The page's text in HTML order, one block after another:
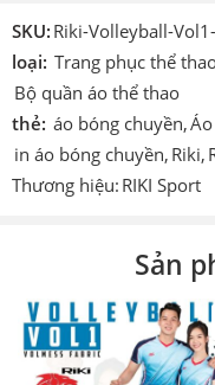
Vải thun
Công nghệThấm hút
tia UV
Kích thướcNam: M, L,
Đa dạng
Việt Nam
[座nasa_static_block
Ưu điểm & Nhược
2
1
Be
Hiện vẫn chưa có đánh
SKU: Riki-Volleyball-
loại: Trang phục thể
Bộ quần áo thể thao
thẻ: áo bóng chuyền,
in áo bóng chuyền, Riki,
Thương hiệu: RIKI Sport
Sản